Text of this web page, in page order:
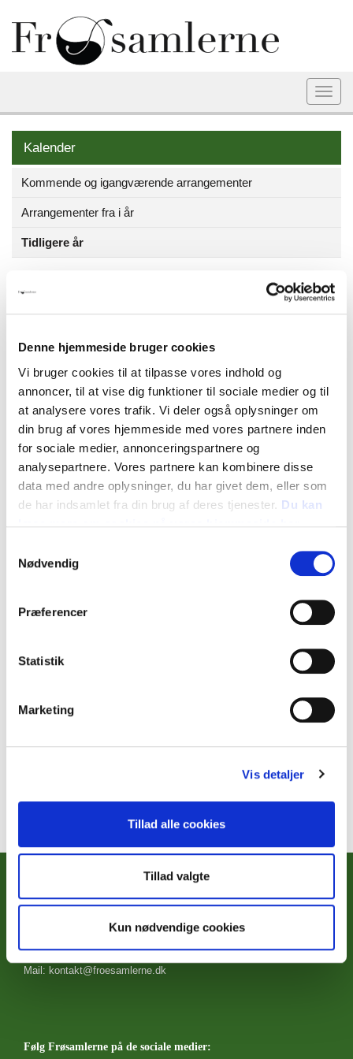
Denne hjemmeside bruger cookies
Vi bruger cookies til at tilpasse vores indhold og
annoncer, til at vise dig funktioner til sociale medier og til
at analysere vores trafik. Vi deler også oplysninger om
din brug af vores hjemmeside med vores partnere inden
for sociale medier, annonceringspartnere og
analysepartnere. Vores partnere kan kombinere disse
data med andre oplysninger, du har givet dem, eller som
de har indsamlet fra din brug af deres tjenester. Du kan
Nødvendig
Præferencer
Statistik
Marketing
Vis detaljer
Tillad alle cookies
Tillad valgte
Kun nødvendige cookies
Kalender
Kommende og igangværende arrangementer
Arrangementer fra i år
Tidligere år
Hjørring havekreds.
Tid og dato:
Lørdag 27. april 2019, kl. 10-15
9800 Hjørring
Plantemarked med forskellige stande og
Hjørring havekreds holder havemarked lørdag d. 27. april.
Frøsamlerne stille op med en stand.
Drøwten 9
Mail: kontakt@froesamlerne.dk
Følg Frøsamlerne på de sociale medier: